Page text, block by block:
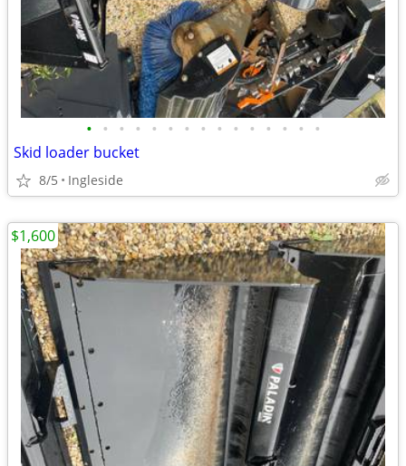
• • • • • • • • • • • • • • •
Skid loader bucket
8/5 Ingleside
$1,600